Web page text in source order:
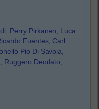
, Perry Pirkanen, Luca
Fuentes, Carl
Pio Di Savoia,
, Ruggero Deodato,